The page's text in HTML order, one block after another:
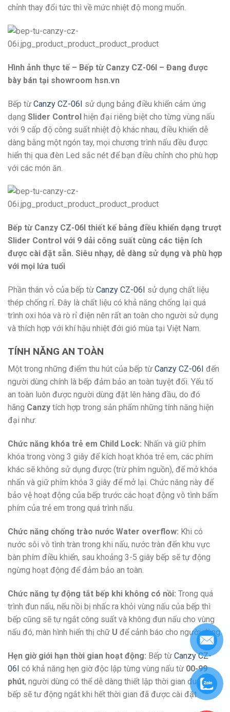
chỉnh thay đổi tức thì về mức nhiệt độ mong muốn.
Hình ảnh thực tế – Bếp từ Canzy CZ-06I – Đang được
bày bán tại showroom hsn.vn
Bếp từ Canzy CZ-06I sử dụng bảng điều khiển cảm ứng
dạng Slider Control hiện đại riêng biệt cho từng vùng nấu
với 9 cấp độ công suất nhiệt độ khác nhau, điều khiển dễ
dàng bằng một ngón tay, mọi chương trình nấu đều được
hiển thị qua đèn Led sắc nét để bạn điều chỉnh cho phù hợp
với các món ăn.
Bếp từ Canzy CZ-06I thiết kế bảng điều khiển dạng trượt
Slider Control với 9 dải công suất cùng các tiện ích
được cài đặt sẵn. Siêu nhạy, dễ dàng sử dụng và phù hợp
với mọi lứa tuổi
Phần thân vỏ của bếp từ Canzy CZ-06I sử dụng chất liệu
thép chống rỉ. Đây là chất liệu có khả năng chống lại quá
trình oxi hóa và rò rỉ điện nên rất an toàn cho người sử dụng
và thích hợp với khí hậu nhiệt đới gió mùa tại Việt Nam.
TÍNH NĂNG AN TOÀN
Một trong những điểm thu hút của bếp từ Canzy CZ-06I đến
người dùng chính là bếp đảm bảo an toàn tuyệt đối. Yếu tố
an toàn luôn được người dùng đặt lên hàng đầu, do đó
hãng Canzy tích hợp trong sản phẩm những tính năng hiện
đại như:
Chức năng khóa trẻ em Child Lock: Nhấn và giữ phím
khóa trong vòng 3 giây để kích hoạt khóa trẻ em, các phím
khác sẽ không sử dụng được (trừ phím nguồn), để mở khóa
nhấn và giữ phím khóa 3 giây để mở lại. Chức năng này để
bảo vệ hoạt động của bếp trước các hoạt động vô tình bấm
phím của trẻ em trong quá trình nấu.
Chức năng chống trào nước Water overflow: Khi có
nước sôi vô tình tràn trong khi nấu, nước tràn đến khu vực
bàn phím điều khiển, sau khoảng 3-5 giây bếp sẽ tự động
ngừng hoạt động để đảm bảo an toàn.
Chức năng tự động tắt bếp khi không có nồi: Trong quá
trình đun nấu, nếu nồi bị nhấc ra khỏi vùng nấu của bếp thì
bếp cũng sẽ tự ngắt công suất và không đun nấu cho vùng
nấu đó, màn hình hiển thị chữ U để cảnh báo cho người dùng.
Hẹn giờ giới hạn thời gian hoạt động: Bếp từ Canzy CZ-
06I có khả năng hẹn giờ độc lập từng vùng nấu từ 00-99
phút, người dùng có thể dễ dàng thiết lập thời gian đun nấu,
bếp sẽ tư động ngắt khi hết thời gian đã được cài đặt